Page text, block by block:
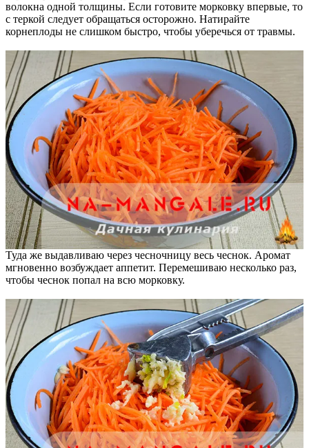
волокна одной толщины. Если готовите морковку впервые, то
с теркой следует обращаться осторожно. Натирайте
корнеплоды не слишком быстро, чтобы уберечься от травмы.
Туда же выдавливаю через чесночницу весь чеснок. Аромат
мгновенно возбуждает аппетит. Перемешиваю несколько раз,
чтобы чеснок попал на всю морковку.